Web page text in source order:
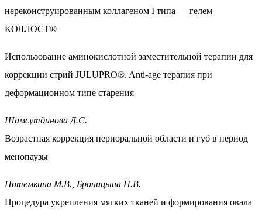
нереконструированным коллагеном I типа — гелем
КОЛЛОСТ®
Использование аминокислотной заместительной терапии для
коррекции стрий JULUPRO®. Anti-age терапия при
деформационном типе старения
Шамсутдинова Д.С.
Возрастная коррекция периоральной области и губ в период
менопаузы
Потемкина М.В., Броницына Н.В.
Процедура укрепления мягких тканей и формирования овала